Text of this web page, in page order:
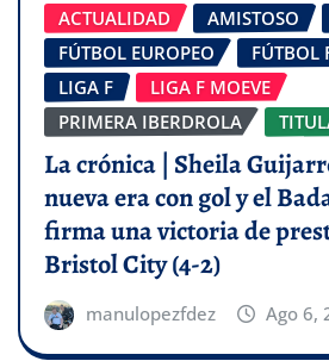
ACTUALIDAD AMISTOSO
FÚTBOL EUROPEO
FÚTBOL
LIGA F
LIGA F MOEVE
PRIMERA IBERDROLA
La crónica | Sheila
nueva era con gol y el
firma una victoria de
Bristol City (4-2)
manulopezfdez Ago 6,